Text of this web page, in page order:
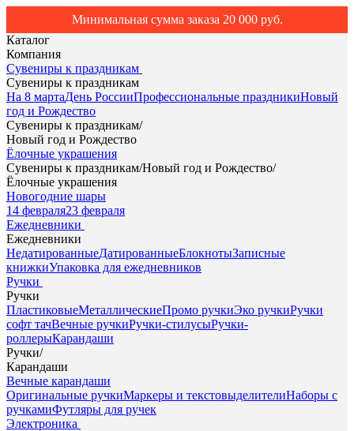
Минимальная сумма заказа 20 000 руб.
Каталог
Компания
Сувениры к праздникам
Сувениры к праздникам
На 8 мартаДень РоссииПрофессиональные праздникиНовый
год и Рождество
Сувениры к праздникам/
Новый год и Рождество
Ёлочные украшения
Сувениры к праздникам/Новый год и Рождество/
Ёлочные украшения
Новогодние шары
14 февраля23 февраля
Ежедневники
Ежедневники
НедатированныеДатированныеБлокнотыЗаписные
книжкиУпаковка для ежедневников
Ручки
Ручки
ПластиковыеМеталлическиеПромо ручкиЭко ручкиРучки
софт тачВечные ручкиРучки-стилусыРучки-
роллерыКарандаши
Ручки/
Карандаши
Вечные карандаши
Оригинальные ручкиМаркеры и текстовыделителиНаборы с
ручкамиФутляры для ручек
Электроника